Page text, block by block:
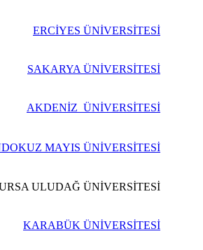
ERCİYES ÜNİVERSİTESİ
SAKARYA ÜNİVERSİTESİ
AKDENİZ ÜNİVERSİTESİ
MAYIS ÜNİVERSİTESİ
ULUDAĞ ÜNİVERSİTESİ
KARABÜK ÜNİVERSİTESİ